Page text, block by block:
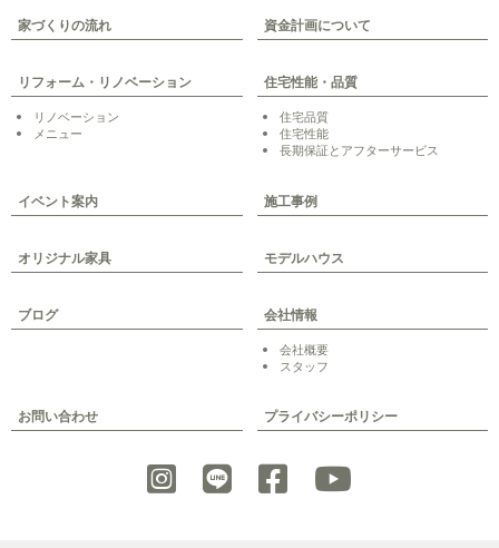
家づくりの流れ 資金計画について
リフォーム・リノベーション
リノベーション
メニュー
住宅性能・品質
住宅品質
住宅性能
長期保証とアフターサービス
イベント案内 施工事例
オリジナル家具 モデルハウス
ブログ 会社情報
会社概要
スタッフ
お問い合わせ プライバシーポリシー